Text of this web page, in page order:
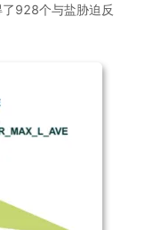
928个与盐胁迫反